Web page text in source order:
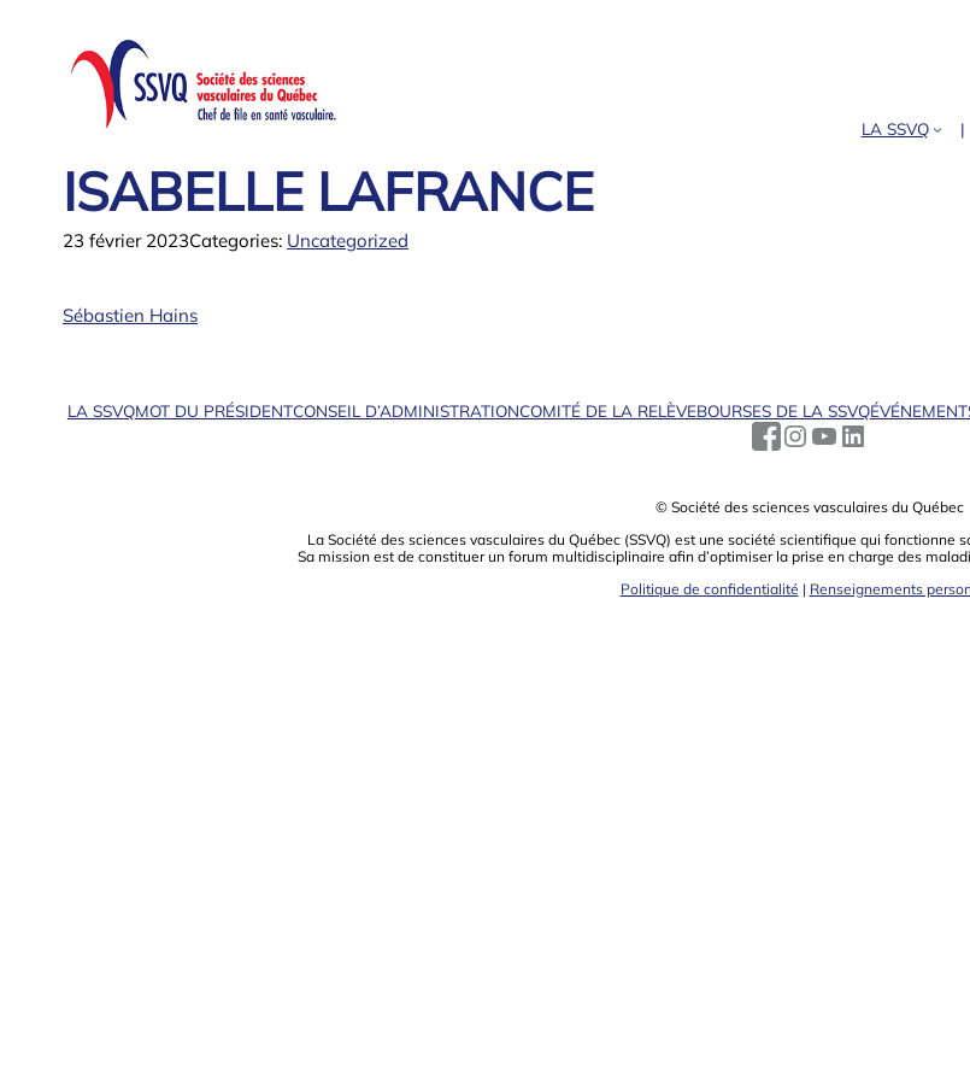
contenu
LA SSVQ
ISABELLE LAFRANCE
23 février 2023Categories: Uncategorized
Sébastien Hains
LA SSVQMOT DU PRÉSIDENTCONSEIL D’ADMINISTRATIONCOMITÉ DE LA RELÈVEBOURSES DE LA SSVQ
© Société des sciences vasculaires du Québec
La Société des sciences vasculaires du Québec (SSVQ) est une société scientiﬁque qui fonctionne
Sa mission est de constituer un forum multidisciplinaire aﬁn d’optimiser la prise en charge des
Politique de confidentialité | Renseignements